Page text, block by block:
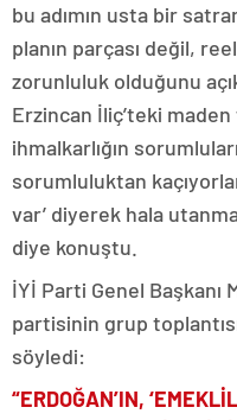
bu adımın usta bir
planın parçası değil,
zorunluluk olduğunu
Erzincan İliç’teki
ihmalkarlığın
sorumluluktan
var’ diyerek hala
diye konuştu.
İYİ Parti Genel Başkanı
partisinin grup
söyledi:
“ERDOĞAN’IN,